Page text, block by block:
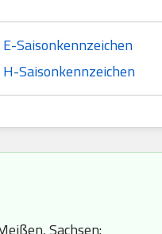
Saisonkennzeichen
Saisonkennzeichen
Sachsen: